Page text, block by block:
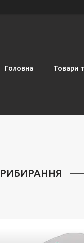
Головна Товари